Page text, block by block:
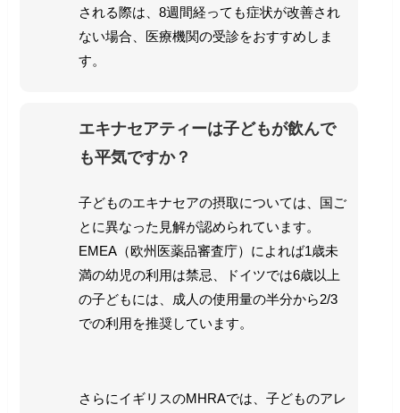
される際は、8週間経っても症状が改善され
ない場合、医療機関の受診をおすすめしま
す。
エキナセアティーは子どもが飲んで
も平気ですか？
子どものエキナセアの摂取については、国ご
とに異なった見解が認められています。
EMEA（欧州医薬品審査庁）によれば1歳未
満の幼児の利用は禁忌、ドイツでは6歳以上
の子どもには、成人の使用量の半分から2/3
での利用を推奨しています。
さらにイギリスのMHRAでは、子どものアレ